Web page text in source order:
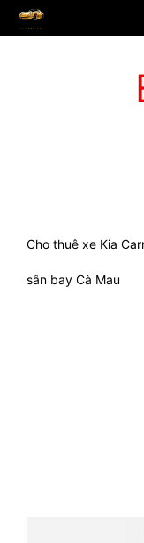
Chuyển
Cho thuê xe Kia
sân bay Cà Mau